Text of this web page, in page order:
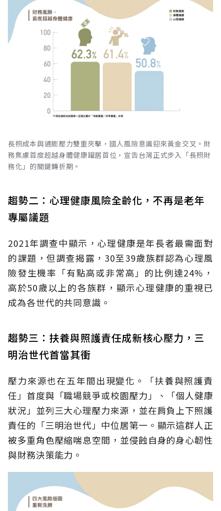
長照成本與通膨壓力雙重夾擊，國人風險意識迎來黃金交叉。財
務焦慮首度超越身體健康躍居首位，宣告台灣正式步入「長照財
務化」的關鍵轉折期。
趨勢二：心理健康風險全齡化，不再是老年
專屬議題
2021年調查中顯示，心理健康是年長者最需面對
的課題，但調查揭露，30至39歲族群認為心理風
險發生機率「有點高或非常高」的比例達24%，
高於50歲以上的各族群，顯示心理健康的重視已
成為各世代的共同意識。
趨勢三：扶養與照護責任成新核心壓力，三
明治世代首當其衝
壓力來源也在五年間出現變化。「扶養與照護責
任」首度與「職場競爭或校園壓力」、「個人健康
狀況」並列三大心理壓力來源，並在肩負上下照護
責任的「三明治世代」中位居第一。顯示這群人正
被多重角色壓縮喘息空間，並侵蝕自身的身心韌性
與財務決策能力。